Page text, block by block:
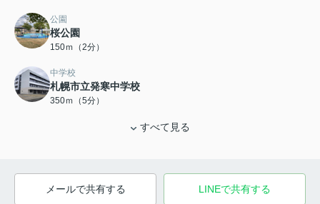
公園
桜公園
150ｍ（2分）
中学校
札幌市立発寒中学校
350ｍ（5分）
すべて見る
メールで共有する LINEで共有する